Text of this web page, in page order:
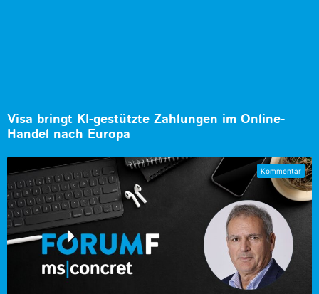
Visa bringt KI-gestützte Zahlungen im Online-
Handel nach Europa